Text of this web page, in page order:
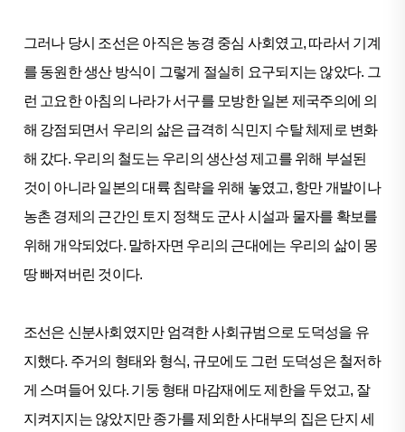
그러나 당시 조선은 아직은 농경 중심 사회였고, 따라서 기계
를 동원한 생산 방식이 그렇게 절실히 요구되지는 않았다. 그
런 고요한 아침의 나라가 서구를 모방한 일본 제국주의에 의
해 강점되면서 우리의 삶은 급격히 식민지 수탈 체제로 변화
해 갔다. 우리의 철도는 우리의 생산성 제고를 위해 부설된
것이 아니라 일본의 대륙 침략을 위해 놓였고, 항만 개발이나
농촌 경제의 근간인 토지 정책도 군사 시설과 물자를 확보를
위해 개악되었다. 말하자면 우리의 근대에는 우리의 삶이 몽
땅 빠져버린 것이다.
조선은 신분사회였지만 엄격한 사회규범으로 도덕성을 유
지했다. 주거의 형태와 형식, 규모에도 그런 도덕성은 철저하
게 스며들어 있다. 기둥 형태 마감재에도 제한을 두었고, 잘
지켜지지는 않았지만 종가를 제외한 사대부의 집은 단지 세